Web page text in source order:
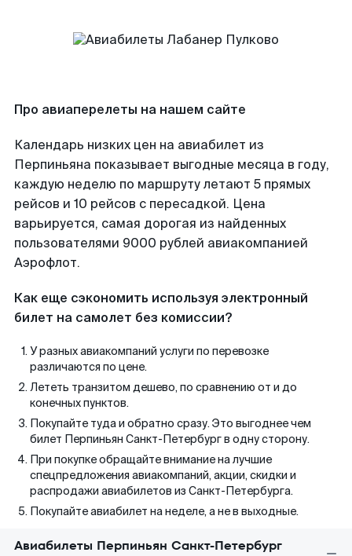
Про авиаперелеты на нашем сайте
Календарь низких цен на авиабилет из
Перпиньяна показывает выгодные месяца в году,
каждую неделю по маршруту летают 5 прямых
рейсов и 10 рейсов с пересадкой. Цена
варьируется, самая дорогая из найденных
пользователями 9000 рублей авиакомпанией
Аэрофлот.
Как еще сэкономить используя электронный
билет на самолет без комиссии?
У разных авиакомпаний услуги по перевозке
различаются по цене.
Лететь транзитом дешево, по сравнению от и до
конечных пунктов.
Покупайте туда и обратно сразу. Это выгоднее чем
билет Перпиньян Санкт-Петербург в одну сторону.
При покупке обращайте внимание на лучшие
спецпредложения авиакомпаний, акции, скидки и
распродажи авиабилетов из Санкт-Петербурга.
Покупайте авиабилет на неделе, а не в выходные.
Авиабилеты Перпиньян Санкт-Петербург